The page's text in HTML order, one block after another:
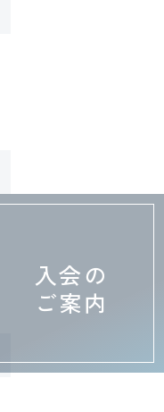
入会の
ご案内